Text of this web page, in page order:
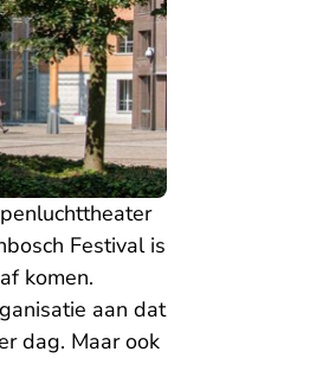
Festival is
komen.
aan dat
dag. Maar ook